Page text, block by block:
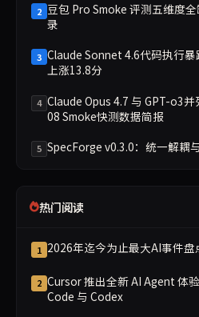
2 豆包 Pro Smoke 评测五维度
录
3 Claude Sonnet 4.6代码执行
上涨13.8分
4 Claude Opus 4.7 与 GPT-o3
08 Smoke快测数据简报
5 SpecForge v0.3.0：统一解耦
热门阅读
1 2026年迄今为止最大AI事件盘
2 Cursor 推出全新 AI Agent 体
Code 与 Codex